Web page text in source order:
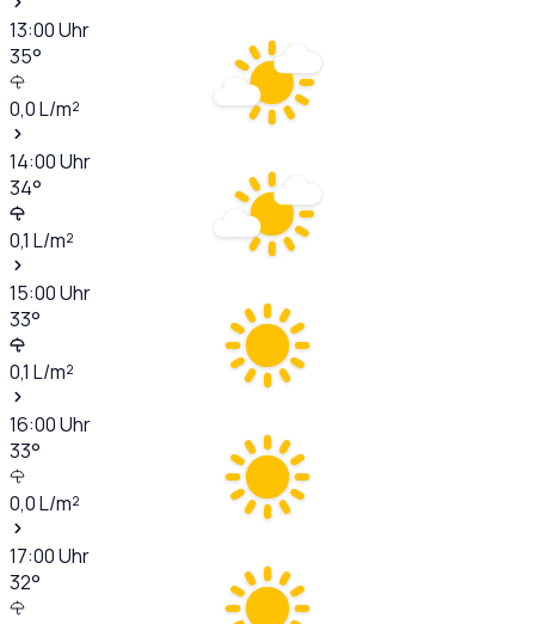
13:00Uhr
35°
0,0L/m²
14:00Uhr
34°
0,1 L/m²
15:00Uhr
33°
0,1 L/m²
16:00Uhr
33°
0,0L/m²
17:00Uhr
32°